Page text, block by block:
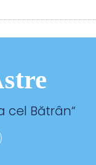
cel Bătrân“